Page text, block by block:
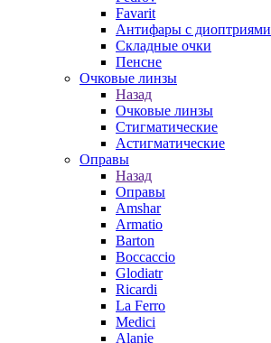
Favarit
Антифары с диоптриями
Складные очки
Пенсне
Очковые линзы
Назад
Очковые линзы
Стигматические
Астигматические
Оправы
Назад
Оправы
Amshar
Armatio
Barton
Boccaccio
Glodiatr
Ricardi
La Ferro
Medici
Alanie